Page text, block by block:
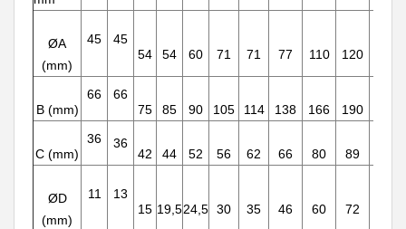
ØA
(mm)
45
45
54
54 60 71 71 77 110 120
B (mm)
66
66
75
85 90 105 114 138 166 190
C (mm)
36 36
42 44 52 56 62 66 80 89
ØD
(mm)
11
13
15 19,524,5 30 35 46 60 72